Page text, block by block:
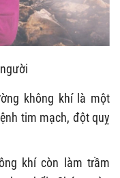
không khí là một
tim mạch, đột quỵ
khí còn làm trầm